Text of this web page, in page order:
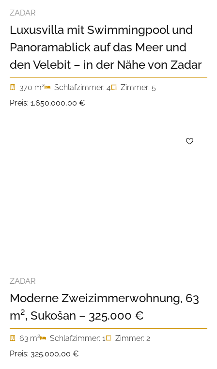
ZADAR
Luxusvilla mit Swimmingpool und
Panoramablick auf das Meer und
den Velebit – in der Nähe von Zadar
370 m2 Schlafzimmer: 4
Zimmer: 5
Preis: 1.650.000,00 €
ZADAR
Moderne Zweizimmerwohnung, 63
m², Sukošan – 325.000 €
63 m2 Schlafzimmer: 1
Zimmer: 2
Preis: 325.000,00 €